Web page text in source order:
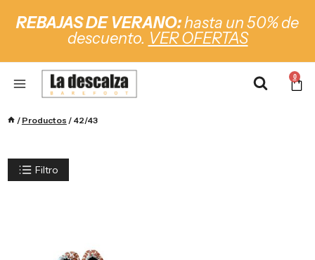
REBAJAS DE VERANO:hasta un 50% de
descuento. VER OFERTAS
0
/ Productos / 42/43
Filtro